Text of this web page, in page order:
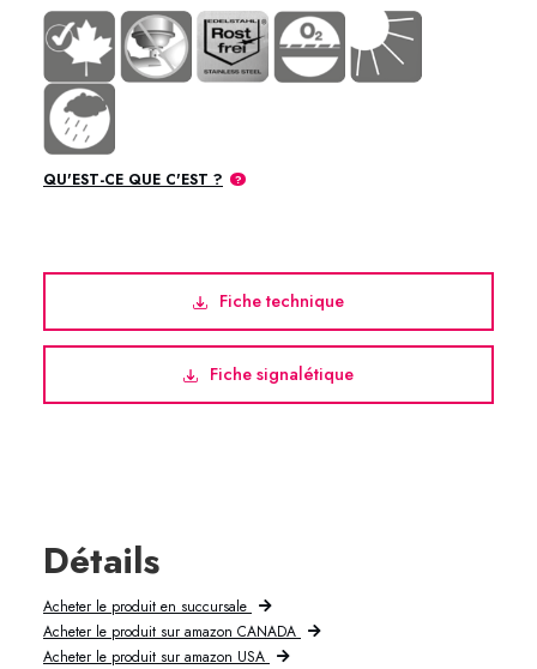
QU'EST-CE QUE C'EST ?
Fiche technique
Fiche signalétique
Détails
Acheter le produit en succursale
Acheter le produit sur amazon CANADA
Acheter le produit sur amazon USA